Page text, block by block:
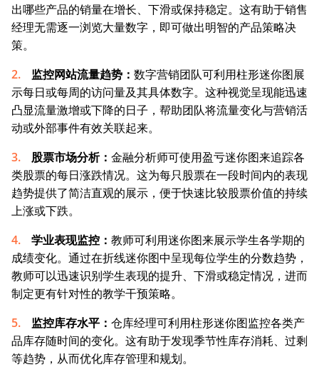
出哪些产品的销量在增长、下滑或保持稳定。这有助于销售
经理无需逐一浏览大量数字，即可做出明智的产品策略决
策。
监控网站流量趋势 ： 数字营销团队可利用柱形迷你图展
示每日或每周的访问量及其具体数字。这种视觉呈现能迅速
凸显流量激增或下降的日子，帮助团队将流量变化与营销活
动或外部事件有效关联起来。
股票市场分析： 金融分析师可使用盈亏迷你图来追踪各
类股票的每日涨跌情况。这为每只股票在一段时间内的表现
趋势提供了简洁直观的展示，便于快速比较股票价值的持续
上涨或下跌。
学业表现监控： 教师可利用迷你图来展示学生各学期的
成绩变化。通过在折线迷你图中呈现每位学生的分数趋势，
教师可以迅速识别学生表现的提升、下滑或稳定情况，进而
制定更有针对性的教学干预策略。
监控库存水平： 仓库经理可利用柱形迷你图监控各类产
品库存随时间的变化。这有助于发现季节性库存消耗、过剩
等趋势，从而优化库存管理和规划。